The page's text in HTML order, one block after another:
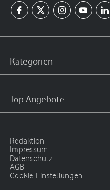
Kategorien
Top Angebote
Redaktion
Impressum
Datenschutz
AGB
Cookie-Einstellungen